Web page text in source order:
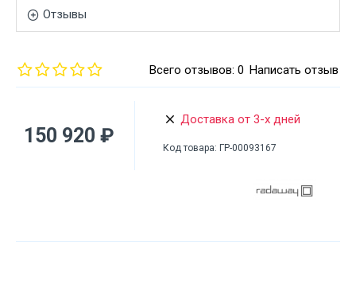
Отзывы
Всего отзывов: 0 Написать отзыв
150 920 ₽
Доставка от 3-х дней
Код товара: ГР-00093167